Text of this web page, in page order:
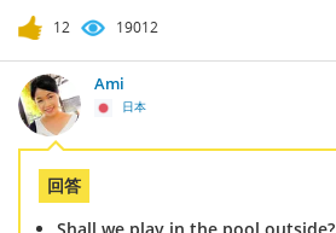
12 19012
Ami
日本
回答